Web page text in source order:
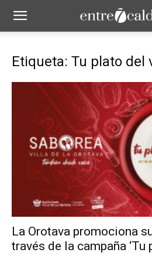
Etiqueta: Tu plato del
La Orotava promociona
través de la campaña ‘Tu